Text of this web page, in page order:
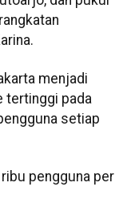
menjadi
tertinggi pada
setiap
pengguna per